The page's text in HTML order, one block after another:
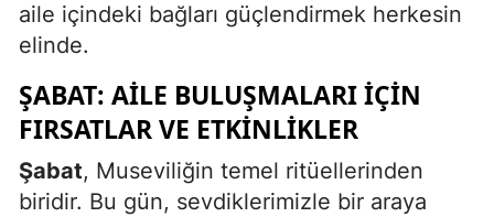
aile içindeki bağları güçlendirmek herkesin
elinde.
ŞABAT: AILE BULUŞMALARI IÇIN
FIRSATLAR VE ETKINLIKLER
Şabat, Museviliğin temel ritüellerinden
biridir. Bu gün, sevdiklerimizle bir araya